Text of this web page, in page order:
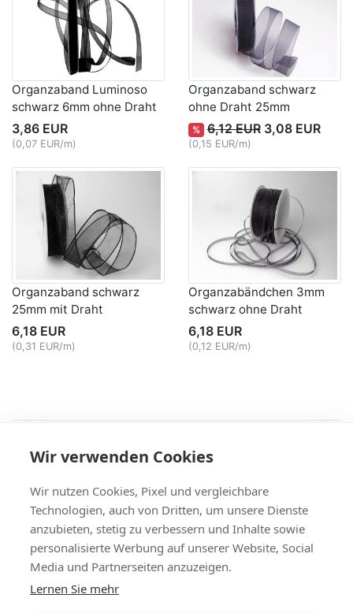
Organzaband Luminoso
schwarz 6mm ohne Draht
3,86 EUR
(0,07 EUR/m)
Organzaband schwarz
ohne Draht 25mm
% 6,12 EUR 3,08 EUR
(0,15 EUR/m)
Organzaband schwarz
25mm mit Draht
6,18 EUR
(0,31 EUR/m)
Organzabändchen 3mm
schwarz ohne Draht
6,18 EUR
(0,12 EUR/m)
AGB
| Widerruf & -formular | Datenschutz
Versand & Zahlung,Kontakt,Fax-Bestellschein
+49 (0)8704/9281-95, Fax: -96
Vertrag widerrufen
Bänder Großhandel
Wir verwenden Cookies
Wir nutzen Cookies, Pixel und vergleichbare
Technologien, auch von Dritten, um unsere Dienste
anzubieten, stetig zu verbessern und Inhalte sowie
personalisierte Werbung auf unserer Website, Social
Media und Partnerseiten anzuzeigen.
Lernen Sie mehr